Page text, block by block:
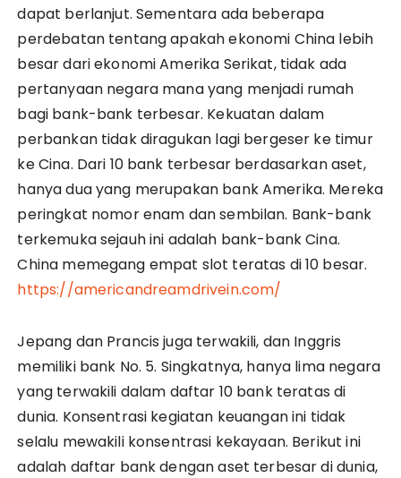
dapat berlanjut. Sementara ada beberapa
perdebatan tentang apakah ekonomi China lebih
besar dari ekonomi Amerika Serikat, tidak ada
pertanyaan negara mana yang menjadi rumah
bagi bank-bank terbesar. Kekuatan dalam
perbankan tidak diragukan lagi bergeser ke timur
ke Cina. Dari 10 bank terbesar berdasarkan aset,
hanya dua yang merupakan bank Amerika. Mereka
peringkat nomor enam dan sembilan. Bank-bank
terkemuka sejauh ini adalah bank-bank Cina.
China memegang empat slot teratas di 10 besar.
https://americandreamdrivein.com/
Jepang dan Prancis juga terwakili, dan Inggris
memiliki bank No. 5. Singkatnya, hanya lima negara
yang terwakili dalam daftar 10 bank teratas di
dunia. Konsentrasi kegiatan keuangan ini tidak
selalu mewakili konsentrasi kekayaan. Berikut ini
adalah daftar bank dengan aset terbesar di dunia,